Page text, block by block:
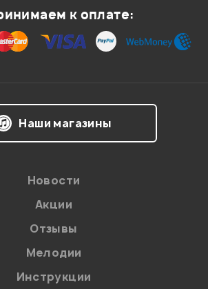
на обработку персональных данных в
Политикой в отношении обработки
к оплате:
Наши магазины
Новости
Акции
Отзывы
Мелодии
Инструкции